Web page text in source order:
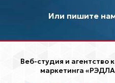
Или пишите
Веб-студия и агентство
маркетинга